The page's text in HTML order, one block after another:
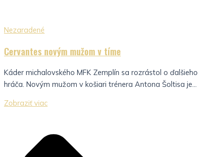
Nezaradené
Cervantes novým mužom v tíme
Káder michalovského MFK Zemplín sa rozrástol o ďalšieho
hráča. Novým mužom v košiari trénera Antona Šoltisa je...
Zobraziť viac